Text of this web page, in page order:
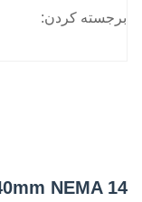
برجسته کردن: